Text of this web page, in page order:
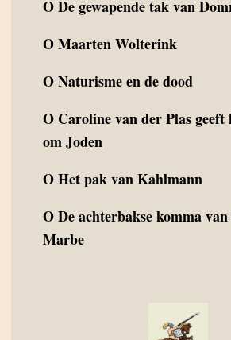
ODe gewapende tak van
OMaarten Wolterink
ONaturisme en de dood
O Caroline van der Plas geeft
om Joden
OHet pak van Kahlmann
ODe achterbakse komma
Marbe